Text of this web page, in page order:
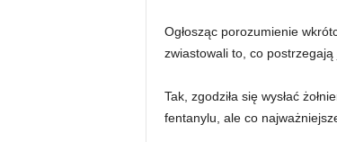
Ogłosząc porozumienie
zwiastowali to, co
Tak, zgodziła się wysłać
fentanylu, ale co